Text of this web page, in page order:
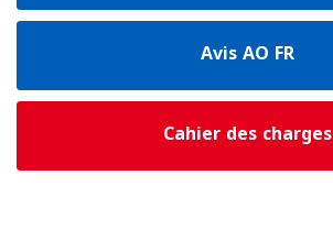
Avis AO FR
Cahier des charges